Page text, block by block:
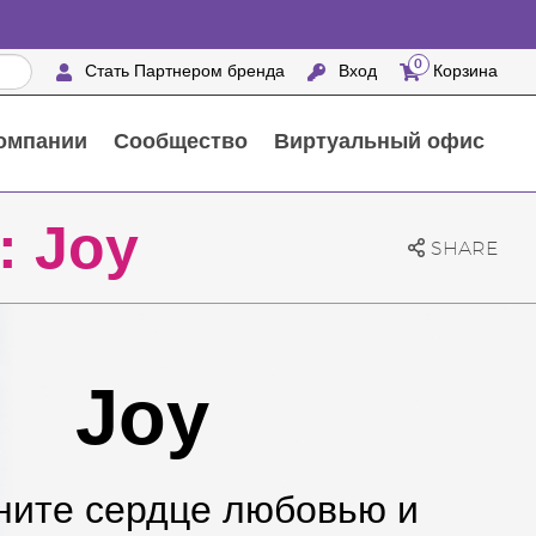
Стать Партнером бренда Вход 0 Корзина
Сообщество Виртуальный офис
Joy SHARE
Joy
сердце любовью и